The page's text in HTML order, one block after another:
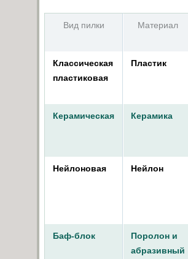
Вид пилки Материал
Классическая
пластиковая
Пластик
Керамическая Керамика
Нейлоновая Нейлон
Баф-блок
Поролон и
абразивный